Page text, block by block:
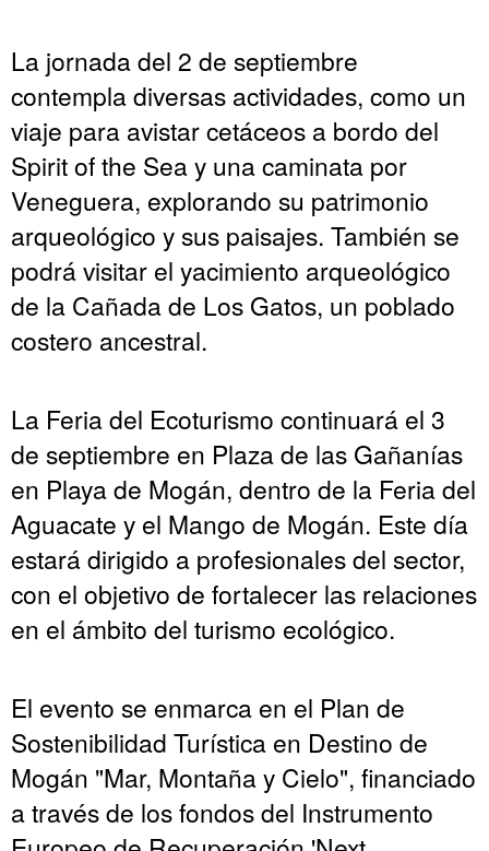
La jornada del 2 de septiembre
contempla diversas actividades, como un
viaje para avistar cetáceos a bordo del
Spirit of the Sea y una caminata por
Veneguera, explorando su patrimonio
arqueológico y sus paisajes. También se
podrá visitar el yacimiento arqueológico
de la Cañada de Los Gatos, un poblado
costero ancestral.
La Feria del Ecoturismo continuará el 3
de septiembre en Plaza de las Gañanías
en Playa de Mogán, dentro de la Feria del
Aguacate y el Mango de Mogán. Este día
estará dirigido a profesionales del sector,
con el objetivo de fortalecer las relaciones
en el ámbito del turismo ecológico.
El evento se enmarca en el Plan de
Sostenibilidad Turística en Destino de
Mogán "Mar, Montaña y Cielo", financiado
a través de los fondos del Instrumento